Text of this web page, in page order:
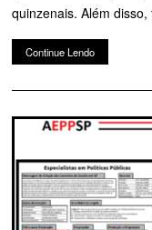
quinzenais. Além
Continue Lendo